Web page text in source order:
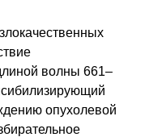
волны 661–
опухолевой